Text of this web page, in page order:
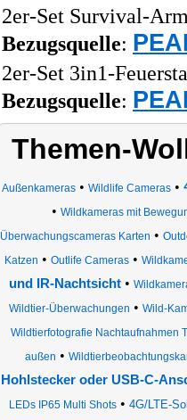
2er-Set Survival-
Bezugsquelle:
2er-Set 3in1-
Bezugsquelle:
Themen-
Außenkameras• Wildlife Cameras•
• Wildkameras mit
Überwachungscameras Karten •
Katzen • Outlife Cameras •
und IR-Nachtsicht•
Wildtier-Überwachungen • Wild-
Wildtierfotografie Nachtaufnahmen
außen •
Hohlstecker oder USB-C-
LEDs IP65 Multi Shots• 4G/LTE-